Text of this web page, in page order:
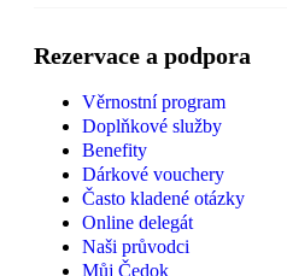
Rezervace a podpora
Věrnostní program
Doplňkové služby
Benefity
Dárkové vouchery
Často kladené otázky
Online delegát
Naši průvodci
Můj Čedok